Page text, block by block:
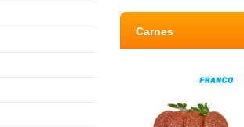
Carnes